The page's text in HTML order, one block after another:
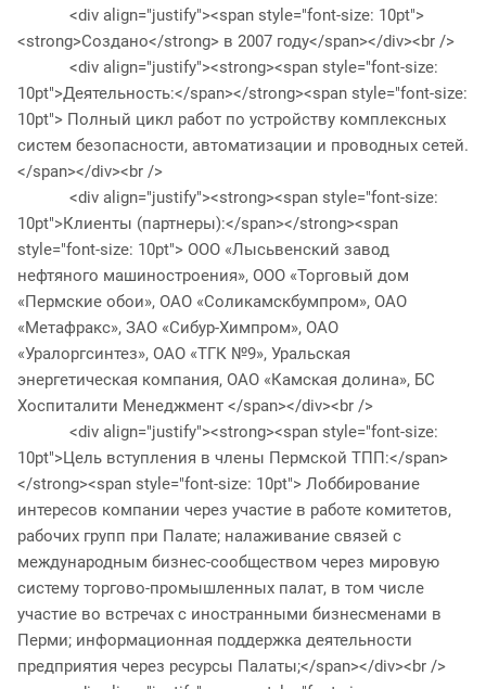
<div align="justify"><span style="font-size: 10pt">
<strong>Создано</strong> в 2007 году</span></div><br />
<div align="justify"><strong><span style="font-size:
10pt">Деятельность:</span></strong><span style="font-size:
10pt"> Полный цикл работ по устройству комплексных
систем безопасности, автоматизации и проводных сетей.
</span></div><br />
<div align="justify"><strong><span style="font-size:
10pt">Клиенты (партнеры):</span></strong><span
style="font-size: 10pt"> ООО «Лысьвенский завод
нефтяного машиностроения», ООО «Торговый дом
«Пермские обои», ОАО «Соликамскбумпром», ОАО
«Метафракс», ЗАО «Сибур-Химпром», ОАО
«Уралоргсинтез», ОАО «ТГК №9», Уральская
энергетическая компания, ОАО «Камская долина», БС
Хоспиталити Менеджмент </span></div><br />
<div align="justify"><strong><span style="font-size:
10pt">Цель вступления в члены Пермской ТПП:</span>
</strong><span style="font-size: 10pt"> Лоббирование
интересов компании через участие в работе комитетов,
рабочих групп при Палате; налаживание связей с
международным бизнес-сообществом через мировую
систему торгово-промышленных палат, в том числе
участие во встречах с иностранными бизнесменами в
Перми; информационная поддержка деятельности
предприятия через ресурсы Палаты;</span></div><br />